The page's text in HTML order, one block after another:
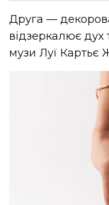
Друга —
відзеркалює дух
музи Луї Картьє